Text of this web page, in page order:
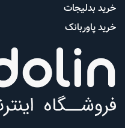
خرید بدلیجات
خرید پاوربانک